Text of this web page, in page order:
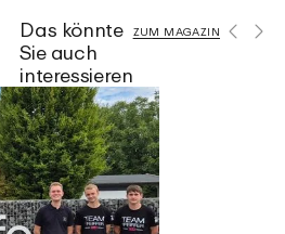
Das könnte
Sie auch
interessieren
ZUM MAGAZIN